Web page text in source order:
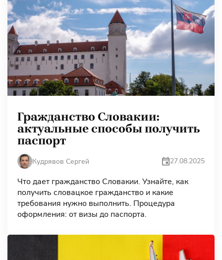
Гражданство Словакии:
актуальные способы получить
паспорт
Кудрявов Сергей 27.08.2025
Что дает гражданство Словакии. Узнайте, как
получить словацкое гражданство и какие
требования нужно выполнить. Процедура
оформления: от визы до паспорта.